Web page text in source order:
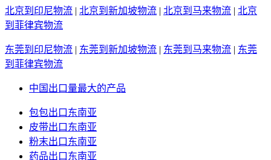
北京到印尼物流 | 北京到新加坡物流 | 北京到马来物流 | 北京
到菲律宾物流
东莞到印尼物流 | 东莞到新加坡物流 | 东莞到马来物流 | 东莞
到菲律宾物流
中国出口量最大的产品
包包出口东南亚
皮带出口东南亚
粉末出口东南亚
药品出口东南亚